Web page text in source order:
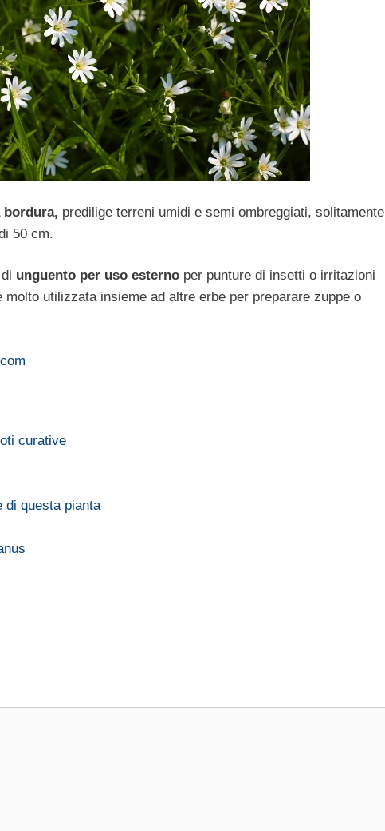
bordura, predilige terreni umidi e semi ombreggiati, solitamente
50 cm.
unguento per uso esternoper punture di insetti o irritazioni
molto utilizzata insieme ad altre erbe per preparare zuppe o
curative
di questa pianta